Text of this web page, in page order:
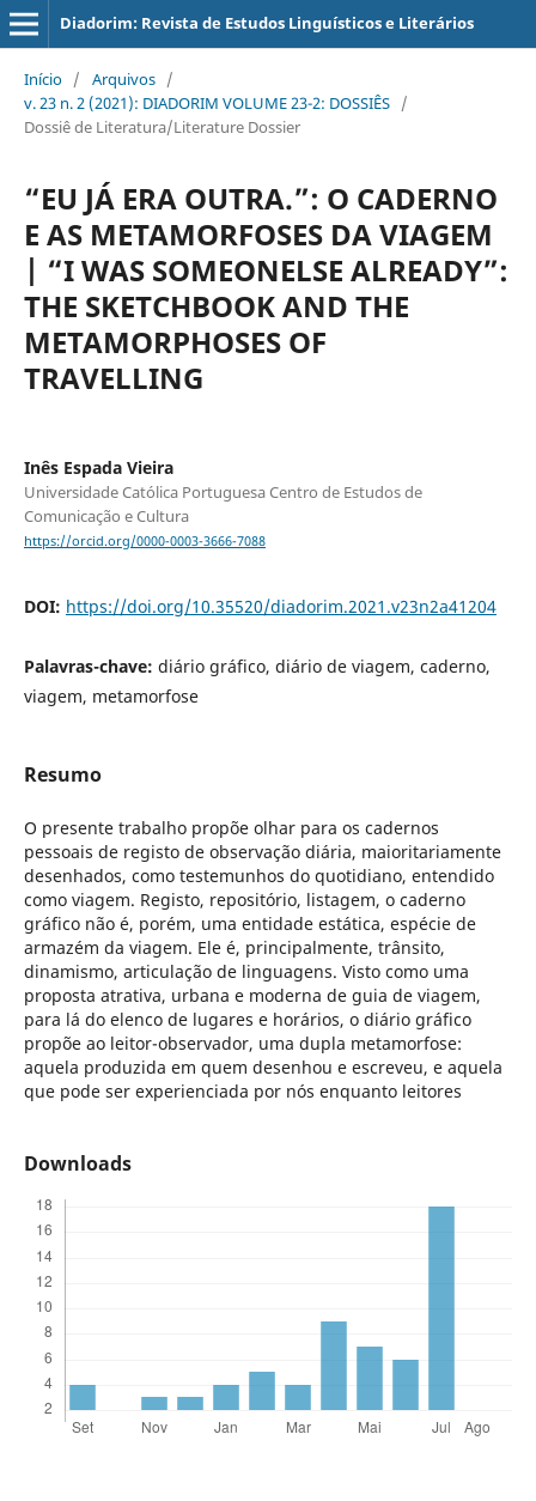
Diadorim: Revista de Estudos Linguísticos e Literários
Início / Arquivos /
v. 23 n. 2 (2021): DIADORIM VOLUME 23-2: DOSSIÊS /
Dossiê de Literatura/Literature Dossier
“EU JÁ ERA OUTRA.”: O CADERNO
E AS METAMORFOSES DA VIAGEM
| “I WAS SOMEONELSE ALREADY”:
THE SKETCHBOOK AND THE
METAMORPHOSES OF
TRAVELLING
Inês Espada Vieira
Universidade Católica Portuguesa Centro de Estudos de
Comunicação e Cultura
https://orcid.org/0000-0003-3666-7088
DOI: https://doi.org/10.35520/diadorim.2021.v23n2a41204
Palavras-chave: diário gráfico, diário de viagem, caderno,
viagem, metamorfose
Resumo
O presente trabalho propõe olhar para os cadernos
pessoais de registo de observação diária, maioritariamente
desenhados, como testemunhos do quotidiano, entendido
como viagem. Registo, repositório, listagem, o caderno
gráfico não é, porém, uma entidade estática, espécie de
armazém da viagem. Ele é, principalmente, trânsito,
dinamismo, articulação de linguagens. Visto como uma
proposta atrativa, urbana e moderna de guia de viagem,
para lá do elenco de lugares e horários, o diário gráfico
propõe ao leitor-observador, uma dupla metamorfose:
aquela produzida em quem desenhou e escreveu, e aquela
que pode ser experienciada por nós enquanto leitores
Downloads